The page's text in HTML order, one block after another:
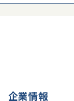
企業情報